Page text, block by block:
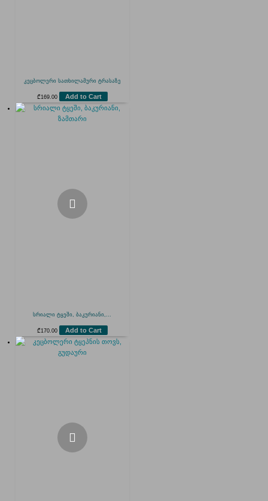
კეცბოლერი სათხილამური ტრასაზე
₾ 169.00 Add to Cart
სრიალი ტყეში, ბაკურიანი,...
₾ 170.00 Add to Cart